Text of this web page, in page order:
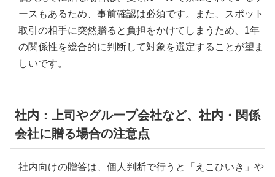
ースもあるため、事前確認は必須です。また、スポット
取引の相手に突然贈ると負担をかけてしまうため、1年
の関係性を総合的に判断して対象を選定することが望ま
しいです。
社内：上司やグループ会社など、社内・関係
会社に贈る場合の注意点
社内向けの贈答は、個人判断で行うと「えこひいき」や